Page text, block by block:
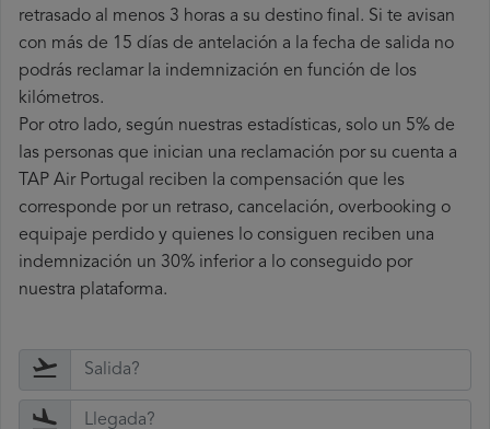
retrasado al menos 3 horas a su destino final. Si te avisan
con más de 15 días de antelación a la fecha de salida no
podrás reclamar la indemnización en función de los
kilómetros.
Por otro lado, según nuestras estadísticas, solo un 5% de
las personas que inician una reclamación por su cuenta a
TAP Air Portugal reciben la compensación que les
corresponde por un retraso, cancelación, overbooking o
equipaje perdido y quienes lo consiguen reciben una
indemnización un 30% inferior a lo conseguido por
nuestra plataforma.